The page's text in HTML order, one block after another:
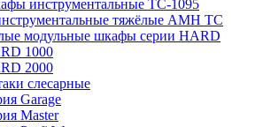
инструментальные TC-1095
тяжёлые AMH TC
модульные шкафы серии HARD
1000
2000
слесарные
Garage
Master